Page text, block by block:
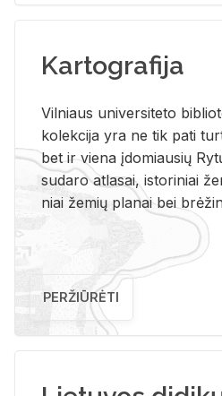
Kartografija
Vil­niaus uni­ver­si­te­to
ko­lek­ci­ja yra ne tik pati
bet ir vie­na įdo­miau­sių
su­da­ro at­la­sai, is­to­ri­niai
niai že­mių pla­nai bei
PERŽIŪRĖTI